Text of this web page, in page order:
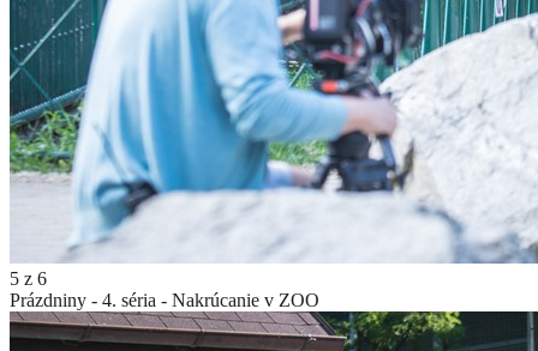
5 z 6
Prázdniny - 4. séria - Nakrúcanie v ZOO